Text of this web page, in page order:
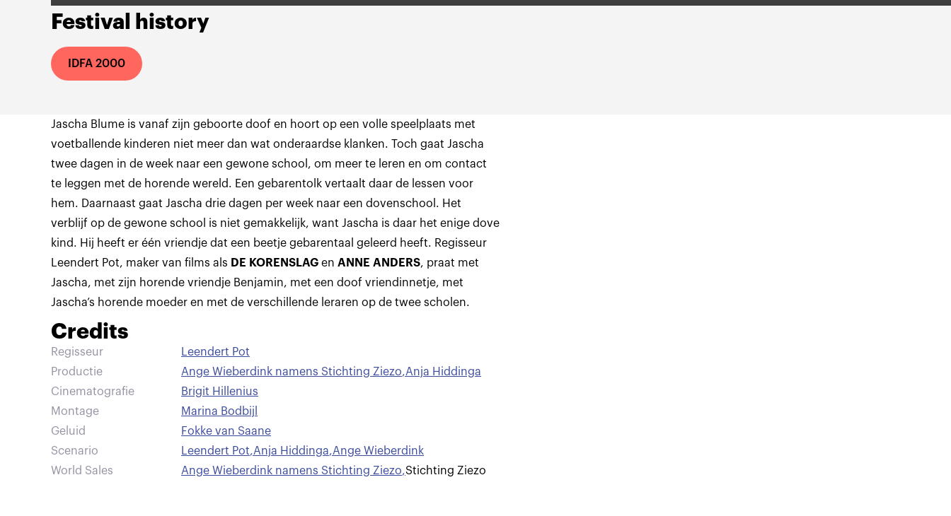
Festival history
IDFA 2000
Jascha Blume is vanaf zijn geboorte doof en hoort op een volle speelplaats met
voetballende kinderen niet meer dan wat onderaardse klanken. Toch gaat Jascha
twee dagen in de week naar een gewone school, om meer te leren en om contact
te leggen met de horende wereld. Een gebarentolk vertaalt daar de lessen voor
hem. Daarnaast gaat Jascha drie dagen per week naar een dovenschool. Het
verblijf op de gewone school is niet gemakkelijk, want Jascha is daar het enige dove
kind. Hij heeft er één vriendje dat een beetje gebarentaal geleerd heeft. Regisseur
Leendert Pot, maker van films als DE KORENSLAG en ANNE ANDERS, praat met
Jascha, met zijn horende vriendje Benjamin, met een doof vriendinnetje, met
Jascha’s horende moeder en met de verschillende leraren op de twee scholen.
Credits
Regisseur
Leendert Pot
Productie
Ange Wieberdink namens Stichting Ziezo,Anja Hiddinga
Cinematografie
Brigit Hillenius
Montage
Marina Bodbijl
Geluid
Fokke van Saane
Scenario
Leendert Pot,Anja Hiddinga,Ange Wieberdink
World Sales
Ange Wieberdink namens Stichting Ziezo,Stichting Ziezo